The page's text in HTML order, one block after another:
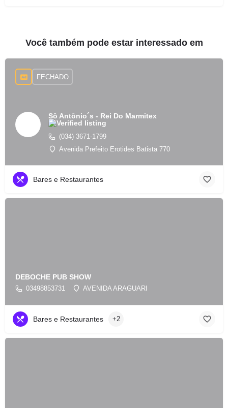
Você também pode estar interessado em
Sô Antônio´s - Rei Do Marmitex
(034) 3671-1799
Avenida Prefeito Erotides Batista 770
FECHADO
Bares e Restaurantes
DEBOCHE PUB SHOW
03498853731 AVENIDA ARAGUARI
Bares e Restaurantes +2